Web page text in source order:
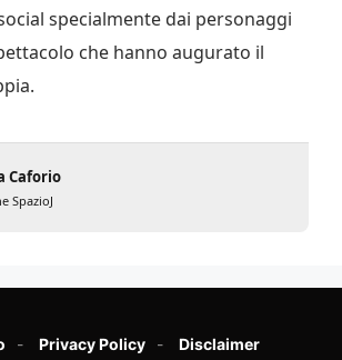
specialmente dai personaggi
che hanno augurato il
Caforio
SpazioJ
Privacy Policy Disclaimer